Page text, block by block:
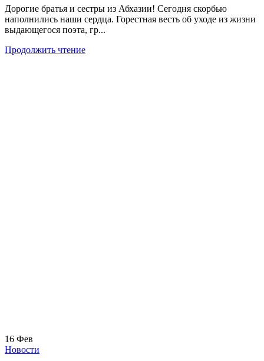
Дорогие братья и сестры из Абхазии! Сегодня скорбью
наполнились наши сердца. Горестная весть об уходе из жизни
выдающегося поэта, гр...
Продолжить чтение
16 Фев
Новости